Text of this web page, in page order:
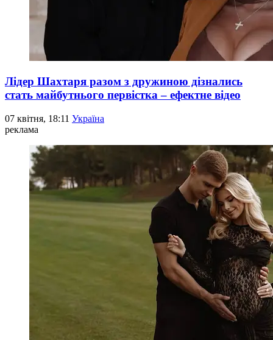
Лідер Шахтаря разом з дружиною дізнались
стать майбутнього первістка – ефектне відео
07 квітня, 18:11 Україна
реклама